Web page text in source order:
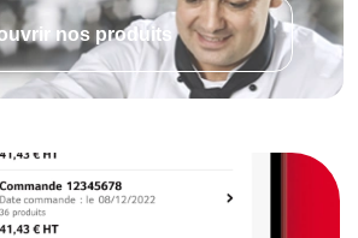
nos produits